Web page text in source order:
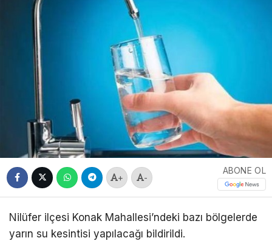
+ -
ABONE OL
Nilüfer ilçesi Konak Mahallesi’ndeki bazı bölgelerde
yarın su kesintisi yapılacağı bildirildi.